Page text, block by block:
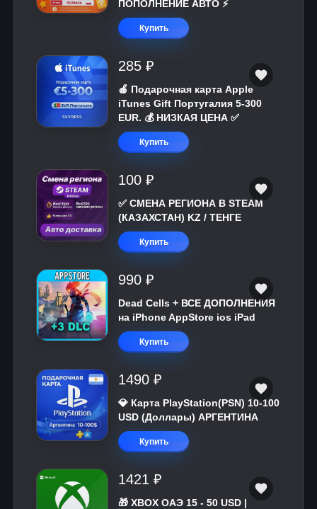
ПОПОЛНЕНИЕ АВТО ⚡
Купить
285 ₽
🍎 Подарочная карта Apple
iTunes Gift Португалия 5-300
EUR. 💰 НИЗКАЯ ЦЕНА ✅
Купить
100 ₽
✅ СМЕНА РЕГИОНА В STEAM
(КАЗАХСТАН) KZ / ТЕНГЕ
Купить
990 ₽
Dead Cells + ВСЕ ДОПОЛНЕНИЯ
на iPhone AppStore ios iPad
Купить
1490 ₽
💎 Карта PlayStation(PSN) 10-100
USD (Доллары) АРГЕНТИНА
Купить
1421 ₽
🎁 XBOX ОАЭ 15 - 50 USD |